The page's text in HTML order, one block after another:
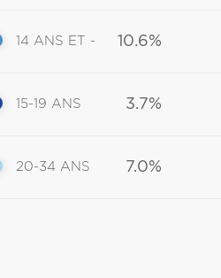
14 ANS ET - 10.6%
15-19 ANS 3.7%
20-34 ANS 7.0%